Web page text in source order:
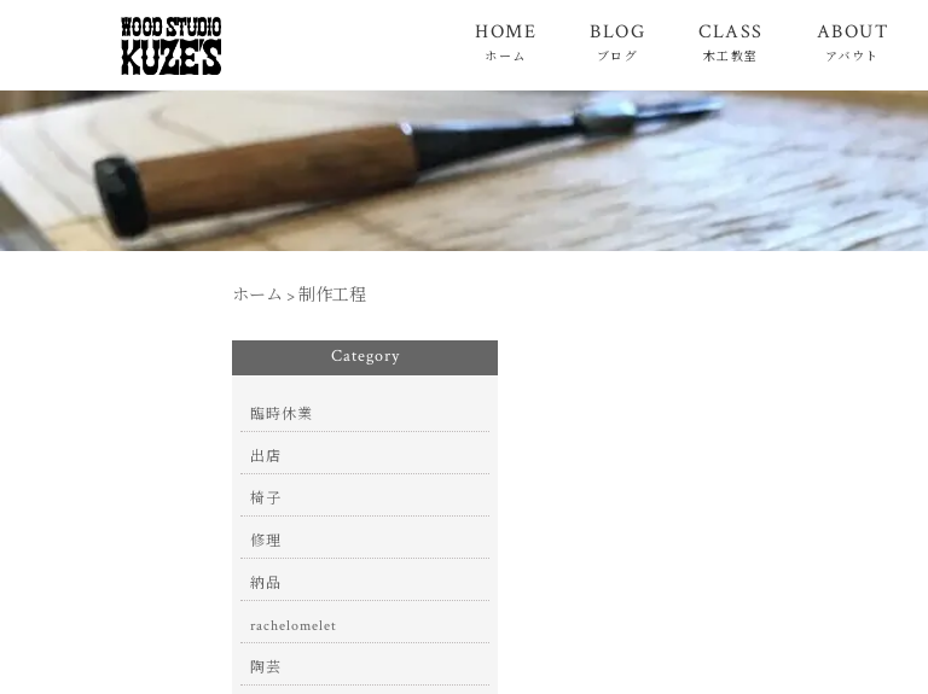
HOME
ホーム
BLOG
ブログ
CLASS
木工教室
ABOUT
アバウト
ホーム >制作工程
Category
臨時休業
出店
椅子
修理
納品
rachelomelet
陶芸